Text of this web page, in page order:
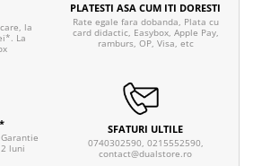
la
La
PLATESTI ASA CUM ITI DORESTI
Rate egale fara dobanda, Plata cu
card didactic, Easybox, Apple Pay,
ramburs, OP, Visa, etc
luni
SFATURI ULTILE
0740302590, 0215552590,
contact@dualstore.ro